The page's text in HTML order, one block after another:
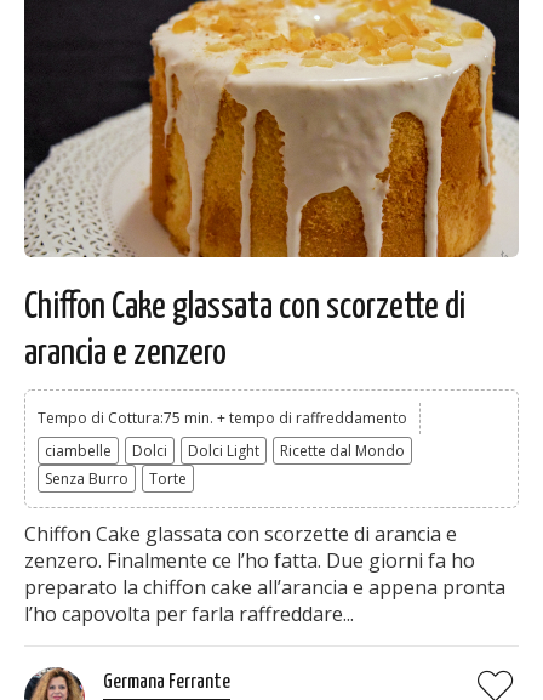
Chiffon Cake glassata con scorzette di
arancia e zenzero
Tempo di Cottura:75 min. + tempo di raffreddamento
ciambelle
Dolci Dolci Light
Ricette dal Mondo
Senza Burro
Torte
Chiffon Cake glassata con scorzette di arancia e
zenzero. Finalmente ce l’ho fatta. Due giorni fa ho
preparato la chiffon cake all’arancia e appena pronta
l’ho capovolta per farla raffreddare...
Germana Ferrante